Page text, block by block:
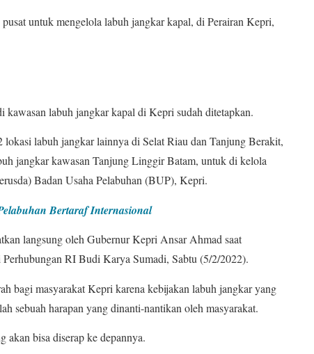
untuk mengelola labuh jangkar kapal, di Perairan Kepri,
labuh jangkar kapal di Kepri sudah ditetapkan.
lokasi labuh jangkar lainnya di Selat Riau dan Tanjung Berakit,
jangkar kawasan Tanjung Linggir Batam, untuk di kelola
Badan Usaha Pelabuhan (BUP), Kepri.
Bertaraf Internasional
langsung oleh Gubernur Kepri Ansar Ahmad saat
RI Budi Karya Sumadi, Sabtu (5/2/2022).
bagi masyarakat Kepri karena kebijakan labuh jangkar yang
sebuah harapan yang dinanti-nantikan oleh masyarakat.
akan bisa diserap ke depannya.